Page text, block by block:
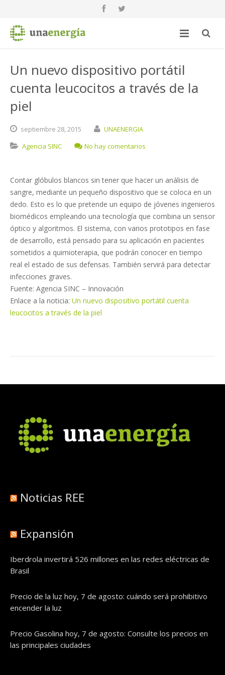
Un nuevo dispositivo portátil
cuenta leucocitos a través de la
piel
septiembre 28,2015
UNAENERGIA
Agencia SINC
No hay comentarios
Contar glóbulos blancos sin tener que hacer un análisis de
sangre, mediante un pequeño dispositivo que se coloca en un
dedo. Esto es lo que pretende un equipo de jóvenes ingenieros
biomédicos empleando una tecnología que combina un sensor
óptico y algoritmos. El sistema, con varios prototipos en fase
de desarrollo, está pensado para su aplicación en pacientes
sometidos a quimioterapia, que podrán conocer en tiempo
real el estado de sus defensas. También servirá para detectar
infecciones graves.
Fuente: Agencia SINC – Innovación
Enlace a la noticia: Un nuevo dispositivo portátil cuenta
leucocitos a través de la piel
Noticias REE
Expansión
Iberdrola invertirá 526 millones en las redes eléctricas de
Brasil
Precio de la luz hoy, 7 de agosto: cuándo será prohibitivo
encender la luz
Precio Gasolina hoy, 7 de agosto: Consulte los precios en
las principales ciudades